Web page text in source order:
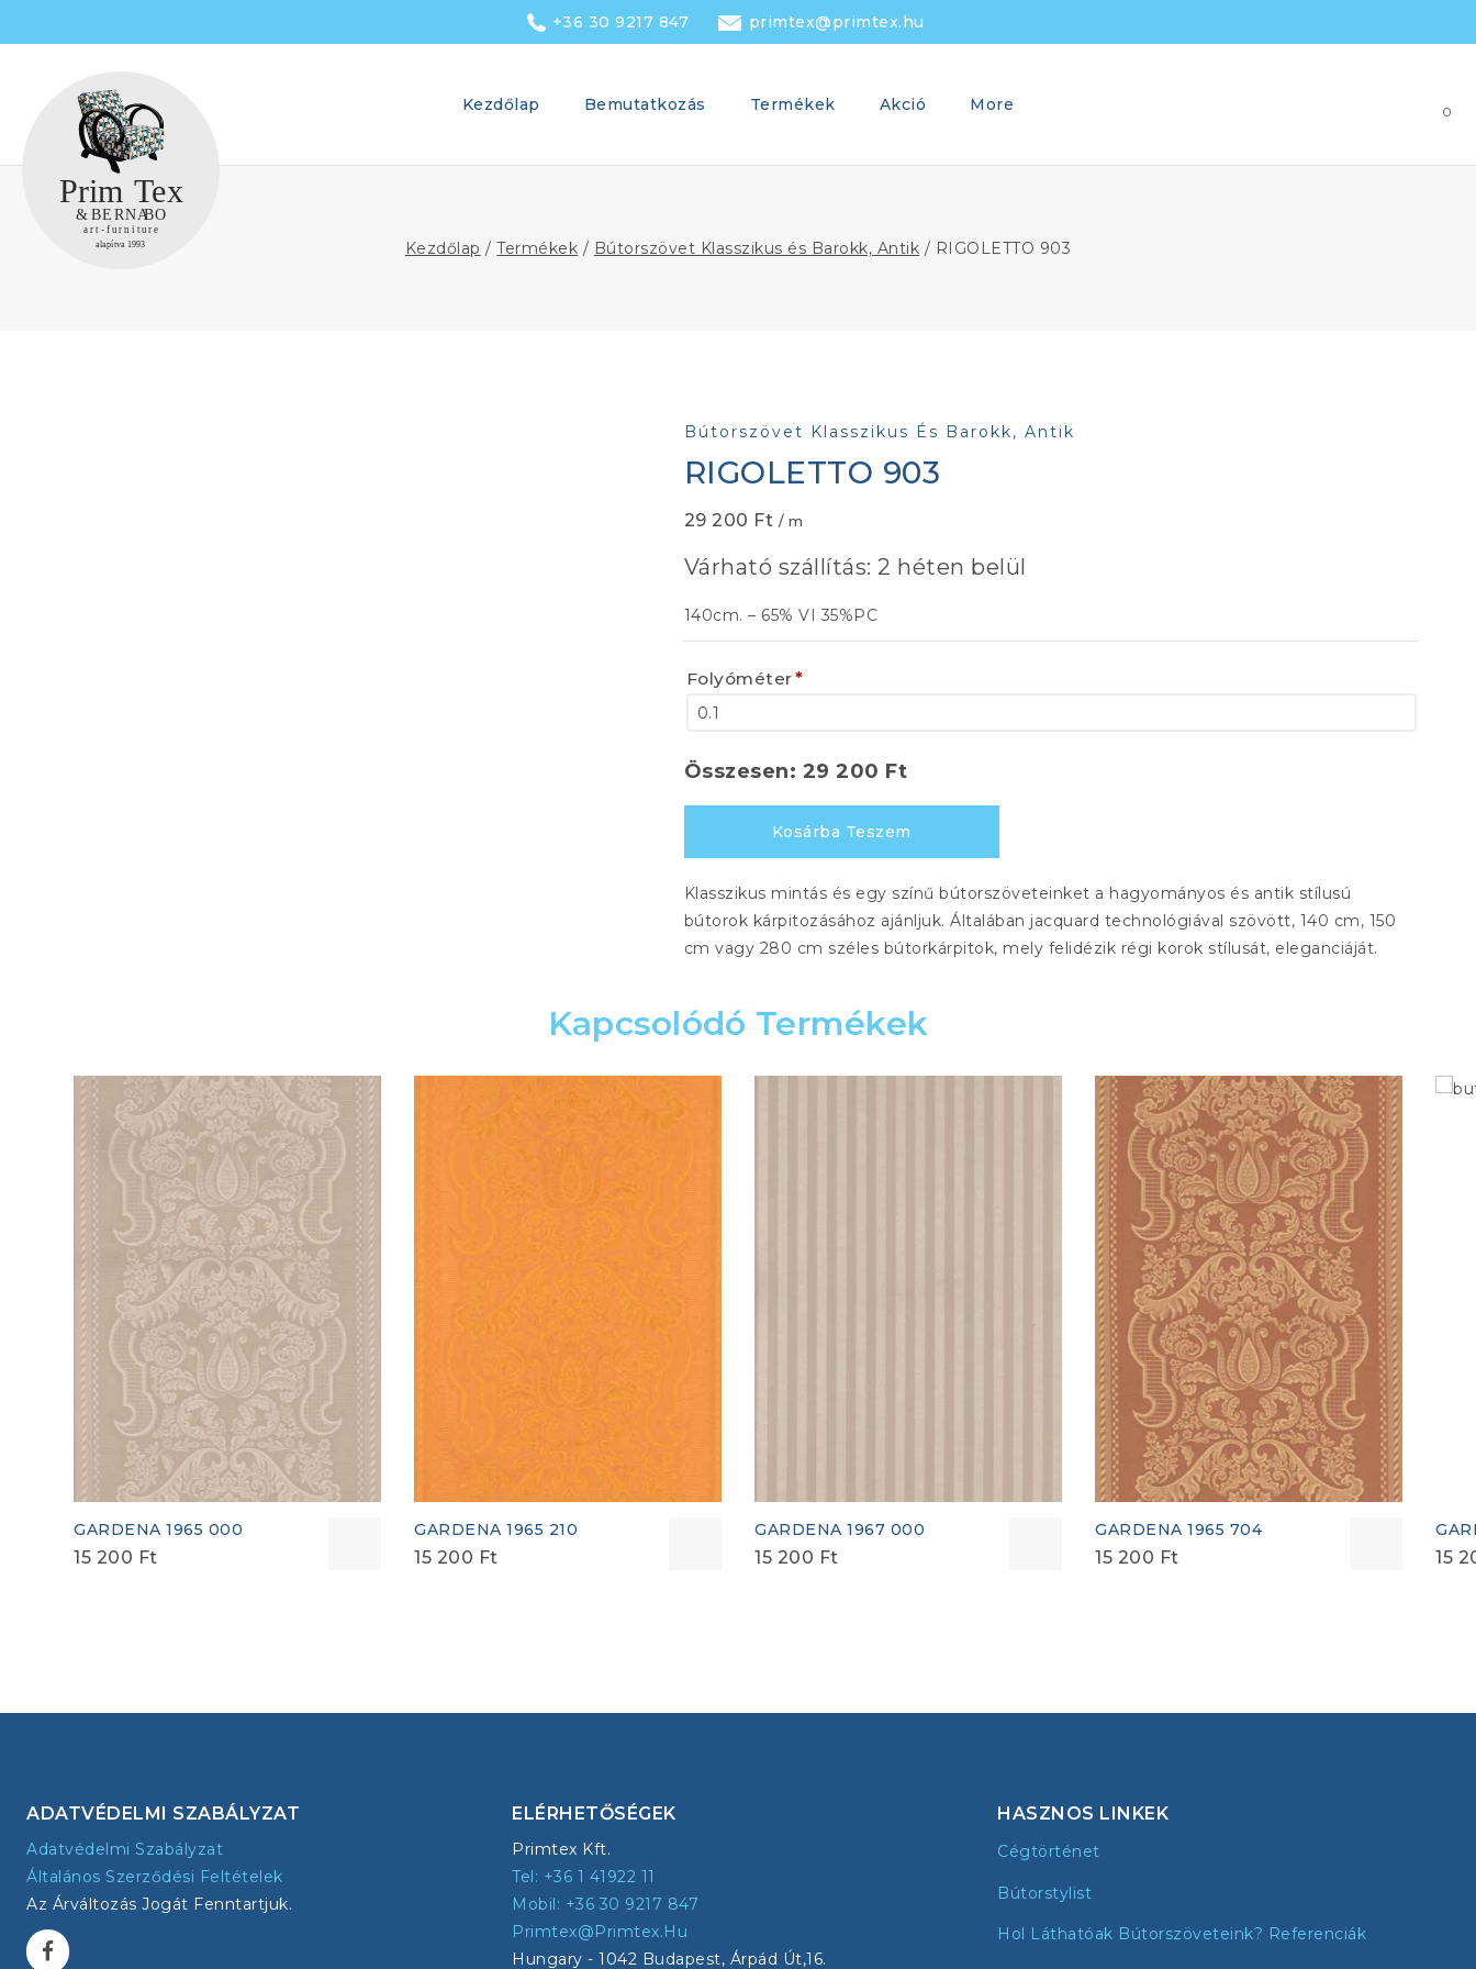
to
+36 30 9217 847 primtex@primtex.hu
Kezdőlap Bemutatkozás Termékek Akció More 0
Kezdőlap / Termékek / Bútorszövet Klasszikus és Barokk, Antik / RIGOLETTO 903
Bútorszövet Klasszikus És Barokk, Antik
RIGOLETTO 903
29 200 Ft / m
Várható szállítás: 2 héten belül
140cm. – 65% VI 35%PC
Folyóméter*
Összesen: 29 200 Ft
Kosárba Teszem
Klasszikus mintás és egy színű bútorszöveteinket a hagyományos és antik stílusú
bútorok kárpitozásához ajánljuk. Általában jacquard technológiával szövött, 140 cm, 150
cm vagy 280 cm széles bútorkárpitok, mely felidézik régi korok stílusát, eleganciáját.
Kapcsolódó Termékek
GARDENA 1965 000
15 200 Ft
GARDENA 1965 210
15 200 Ft
GARDENA 1967 000
15 200 Ft
GARDENA 1965 704
15 200 Ft 15
ADATVÉDELMI SZABÁLYZAT
Adatvédelmi Szabályzat
Általános Szerződési Feltételek
Az Árváltozás Jogát Fenntartjuk.
ELÉRHETŐSÉGEK
Primtex Kft.
Tel: +36 1 41922 11
Mobil: +36 30 9217 847
Primtex@primtex.hu
Hungary - 1042 Budapest, Árpád Út,16.
HASZNOS LINKEK
Cégtörténet
Bútorstylist
Hol Láthatóak Bútorszöveteink? Referenciák